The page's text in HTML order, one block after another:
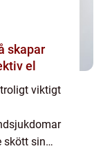
el
viktigt
skött sin